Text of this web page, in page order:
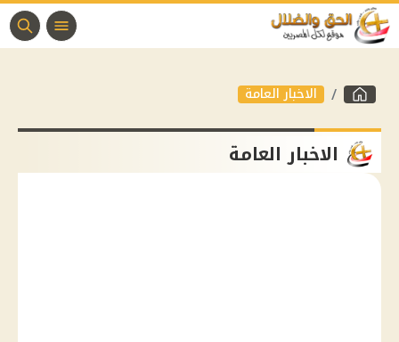
الاخبار العامة
الاخبار العامة